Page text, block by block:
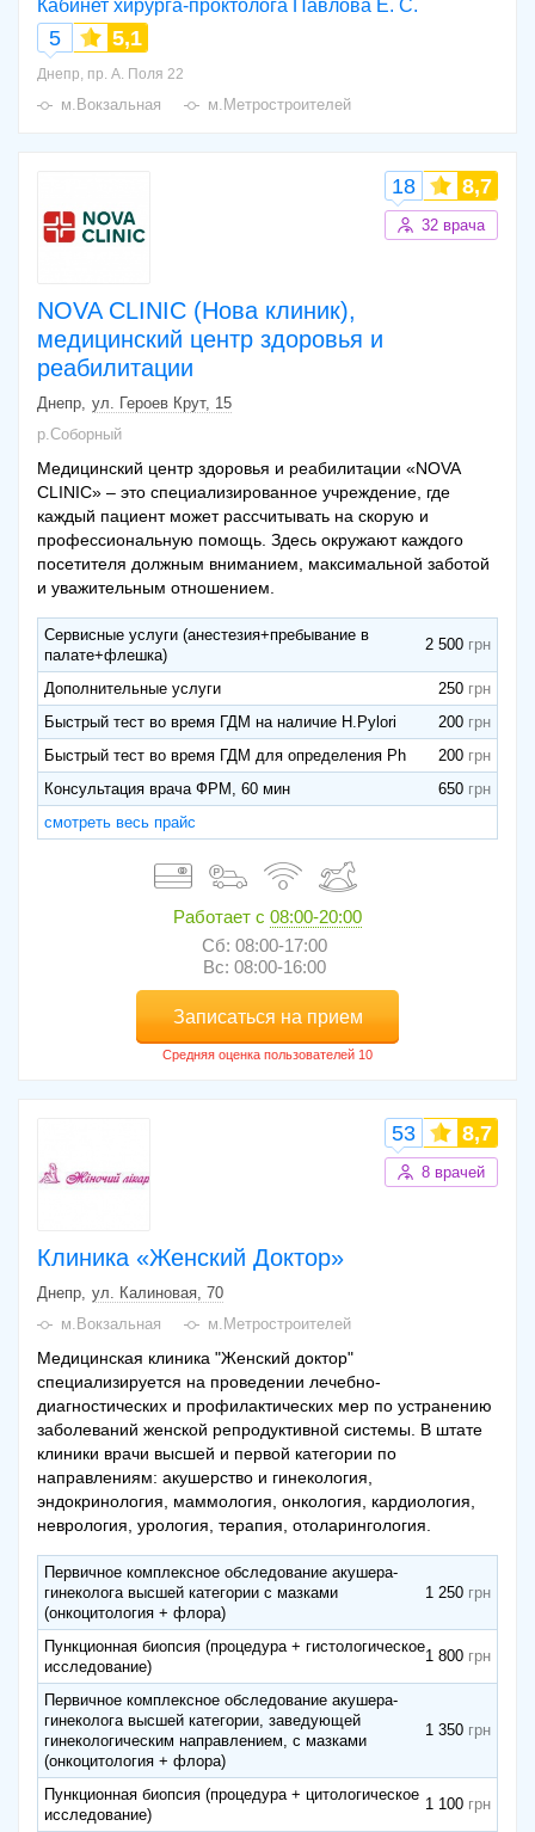
Кабинет хирурга-проктолога Павлова Е. С.
5 5,1
Днепр, пр. А. Поля 22
м.Вокзальная м.Метростроителей
NOVA CLINIC (Нова клиник),
медицинский центр здоровья и
реабилитации
18 8,7
32 врача
Днепр ул. Героев Крут, 15
р.Соборный
Медицинский центр здоровья и реабилитации «NOVA
CLINIC» – это специализированное учреждение, где
каждый пациент может рассчитывать на скорую и
профессиональную помощь. Здесь окружают каждого
посетителя должным вниманием, максимальной заботой
и уважительным отношением.
Сервисные услуги (анестезия+пребывание в
палате+флешка)
2 500
Дополнительные услуги
250
Быстрый тест во время ГДМ на наличие H.Pylori
200
Быстрый тест во время ГДМ для определения Ph
200
Консультация врача ФРМ, 60 мин
650
смотреть весь прайс
Работает с 08:00-20:00
Сб: 08:00-17:00
Вс: 08:00-16:00
Записаться на прием
Клиника «Женский Доктор»
53 8,7
8 врачей
Днепр ул. Калиновая, 70
м.Вокзальная
м.Метростроителей
Медицинская клиника "Женский доктор"
специализируется на проведении лечебно-
диагностических и профилактических мер по устранению
заболеваний женской репродуктивной системы. В штате
клиники врачи высшей и первой категории по
направлениям: акушерство и гинекология,
эндокринология, маммология, онкология, кардиология,
неврология, урология, терапия, отоларингология.
Первичное комплексное обследование акушера-
гинеколога высшей категории с мазками
(онкоцитология + флора)
1 250
Пункционная биопсия (процедура + гистологическое
исследование)
1 800
Первичное комплексное обследование акушера-
гинеколога высшей категории, заведующей
гинекологическим направлением, с мазками
(онкоцитология + флора)
1 350
Пункционная биопсия (процедура + цитологическое
исследование)
1 100